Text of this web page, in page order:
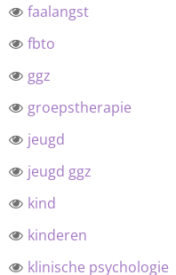
faalangst
fbto
ggz
groepstherapie
jeugd
jeugd ggz
kind
kinderen
klinische psychologie